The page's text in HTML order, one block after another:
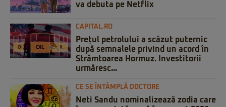
va debuta pe Netflix
CAPITAL.RO
Prețul petrolului a scăzut puternic
după semnalele privind un acord în
Strâmtoarea Hormuz. Investitorii
urmăresc...
CE SE ÎNTÂMPLĂ DOCTORE
Neti Sandu nominalizează zodia care